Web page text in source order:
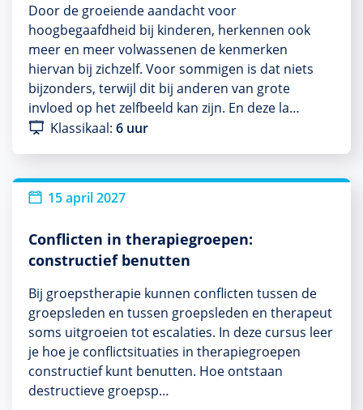
Door de groeiende aandacht voor
hoogbegaafdheid bij kinderen, herkennen ook
meer en meer volwassenen de kenmerken
hiervan bij zichzelf. Voor sommigen is dat niets
bijzonders, terwijl dit bij anderen van grote
invloed op het zelfbeeld kan zijn. En deze la…
Klassikaal: 6 uur
15 april 2027
Conflicten in therapiegroepen:
constructief benutten
Bij groepstherapie kunnen conflicten tussen de
groepsleden en tussen groepsleden en therapeut
soms uitgroeien tot escalaties. In deze cursus leer
je hoe je conflictsituaties in therapiegroepen
constructief kunt benutten. Hoe ontstaan
destructieve groepsp…